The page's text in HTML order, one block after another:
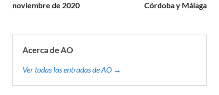
noviembre de 2020
Córdoba y Málaga
Acerca de AO
Ver todas las entradas de AO →